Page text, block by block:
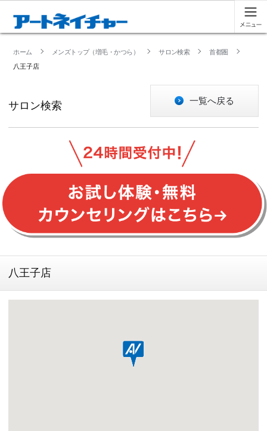
ホーム メンズトップ（増毛・かつら） サロン検索
首都圏
八王子店
サロン検索 一覧へ戻る
八王子店